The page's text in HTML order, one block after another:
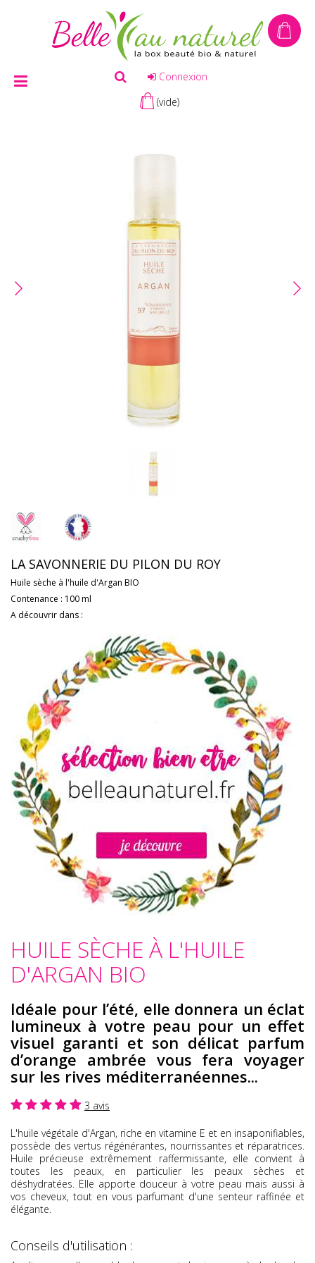
Connexion
(vide)
LA SAVONNERIE DU PILON DU ROY
Huile sèche à l'huile d'Argan BIO
Contenance : 100 ml
A découvrir dans :
HUILE SÈCHE À L'HUILE
D'ARGAN BIO
Idéale pour l’été, elle donnera un éclat
lumineux à votre peau pour un effet
visuel garanti et son délicat parfum
d’orange ambrée vous fera voyager
sur les rives méditerranéennes...
3 avis
L'huile végétale d'Argan, riche en vitamine E et en insaponifiables,
possède des vertus régénérantes, nourrissantes et réparatrices.
Huile précieuse extrêmement raffermissante, elle convient à
toutes les peaux, en particulier les peaux sèches et
déshydratées. Elle apporte douceur à votre peau mais aussi à
vos cheveux, tout en vous parfumant d'une senteur raffinée et
élégante.
Conseils d'utilisation :